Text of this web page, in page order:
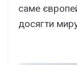
саме
досягти